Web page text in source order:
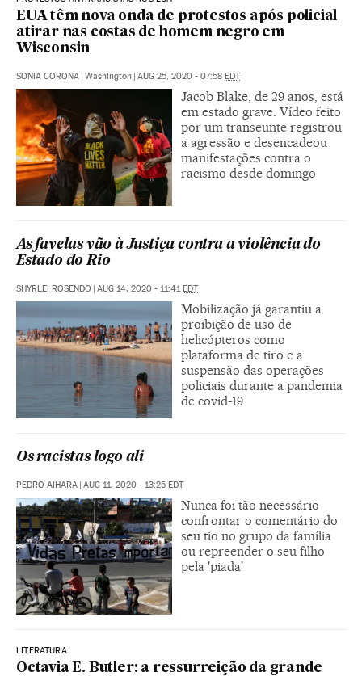
EUA têm nova onda de protestos após policial
atirar nas costas de homem negro em
Wisconsin
SONIA CORONA | Washington | AUG 25, 2020 - 07:58 EDT
Jacob Blake, de 29 anos, está
em estado grave. Vídeo feito
por um transeunte registrou
a agressão e desencadeou
manifestações contra o
racismo desde domingo
As favelas vão à Justiça contra a violência do
Estado do Rio
SHYRLEI ROSENDO | AUG 14, 2020 - 11:41EDT
Mobilização já garantiu a
proibição de uso de
helicópteros como
plataforma de tiro e a
suspensão das operações
policiais durante a pandemia
de covid-19
Os racistas logo ali
PEDRO AIHARA | AUG 11, 2020 - 13:25 EDT
Nunca foi tão necessário
confrontar o comentário do
seu tio no grupo da família
ou repreender o seu filho
pela 'piada'
LITERATURA
Octavia E. Butler: a ressurreição da grande